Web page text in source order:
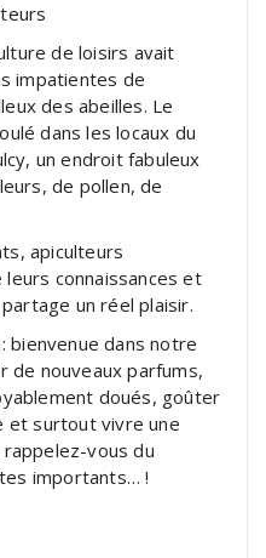
de loisirs avait
impatientes de
des abeilles. Le
dans les locaux du
un endroit fabuleux
de pollen, de
apiculteurs
connaissances et
un réel plaisir.
bienvenue dans notre
de nouveaux parfums,
doués, goûter
et surtout vivre une
vous du
importants… !